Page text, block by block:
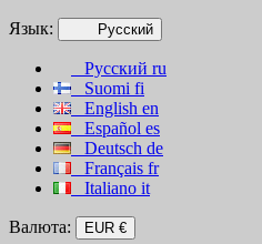
Язык: Русский
Русский ru
Suomi fi
English en
Español es
Deutsch de
Français fr
Italiano it
Валюта: EUR €